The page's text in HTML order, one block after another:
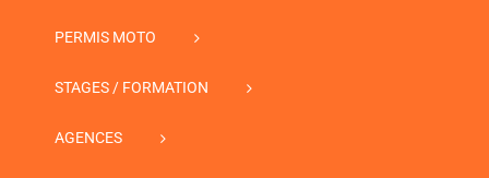
PERMIS MOTO
STAGES / FORMATION
AGENCES